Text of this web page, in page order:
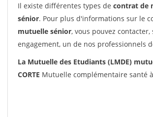
Il existe différentes types de contrat de
sénior. Pour plus d'informations sur le
mutuelle sénior, vous pouvez contacter,
engagement, un de nos professionnels
La Mutuelle des Etudiants (LMDE)
CORTE Mutuelle complémentaire santé à